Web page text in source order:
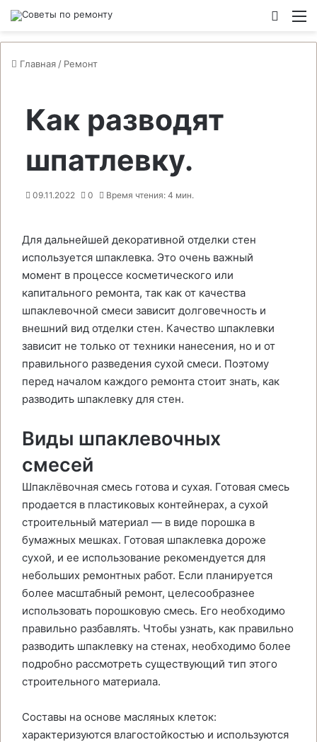
Главная / Ремонт
Как разводят
шпатлевку.
09.11.2022 0 Время чтения: 4 мин.
Для дальнейшей декоративной отделки стен
используется шпаклевка. Это очень важный
момент в процессе косметического или
капитального ремонта, так как от качества
шпаклевочной смеси зависит долговечность и
внешний вид отделки стен. Качество шпаклевки
зависит не только от техники нанесения, но и от
правильного разведения сухой смеси. Поэтому
перед началом каждого ремонта стоит знать, как
разводить шпаклевку для стен.
Виды шпаклевочных
смесей
Шпаклёвочная смесь готова и сухая. Готовая смесь
продается в пластиковых контейнерах, а сухой
строительный материал — в виде порошка в
бумажных мешках. Готовая шпаклевка дороже
сухой, и ее использование рекомендуется для
небольших ремонтных работ. Если планируется
более масштабный ремонт, целесообразнее
использовать порошковую смесь. Его необходимо
правильно разбавлять. Чтобы узнать, как правильно
разводить шпаклевку на стенах, необходимо более
подробно рассмотреть существующий тип этого
строительного материала.
Составы на основе масляных клеток:
характеризуются влагостойкостью и используются